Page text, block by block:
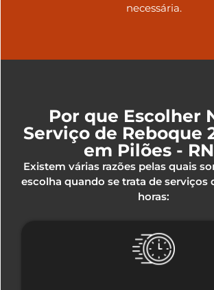
necessária.
Por que Escolher
Serviço de Reboque
em Pilões -
Existem várias razões pelas quais
escolha quando se trata de serviços
horas: